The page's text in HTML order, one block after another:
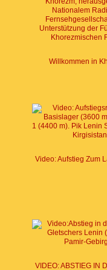
Willkommen in